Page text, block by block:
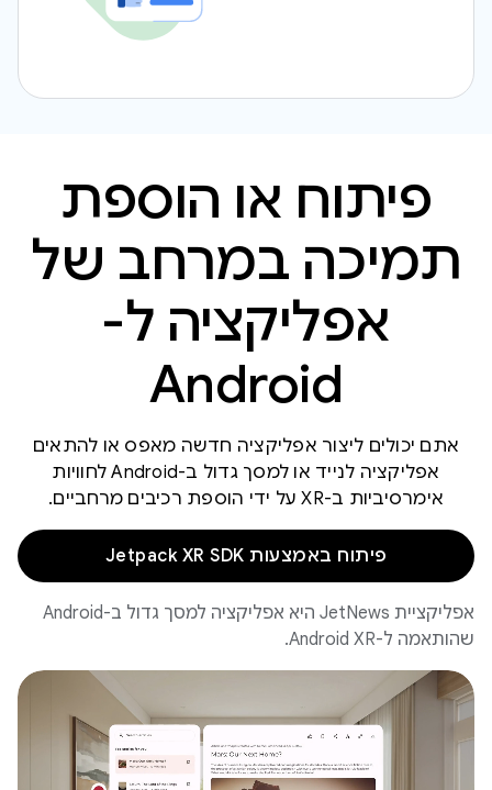
פיתוח או הוספת
תמיכה במרחב של
אפליקציה ל-
Android
אתם יכולים ליצור אפליקציה חדשה מאפס או להתאים
אפליקציה לנייד או למסך גדול ב-Android לחוויות
אימרסיביות ב-XR על ידי הוספת רכיבים מרחביים.
פיתוח באמצעות Jetpack XR SDK
אפליקציית JetNews היא אפליקציה למסך גדול ב-Android
שהותאמה ל-Android XR.